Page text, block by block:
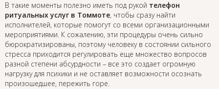
В такие моменты полезно иметь под рукой телефон
ритуальных услуг в Томмоте, чтобы сразу найти
исполнителей, которые помогут со всеми организационными
мероприятиями. К сожалению, эти процедуры очень сильно
бюрократизированы, поэтому человеку в состоянии сильного
стресса приходится регулировать еще множество вопросов
разной степени абсурдности – все это создает огромную
нагрузку для психики и не оставляет возможности осознать
произошедшее, пережить горе.